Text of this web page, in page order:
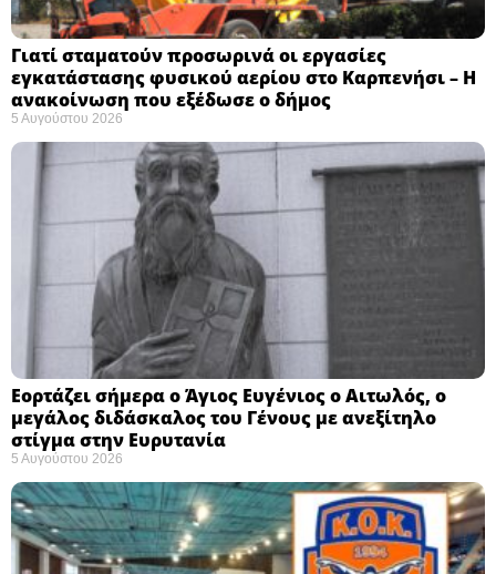
Γιατί σταματούν προσωρινά οι εργασίες
εγκατάστασης φυσικού αερίου στο Καρπενήσι – Η
ανακοίνωση που εξέδωσε ο δήμος
5 Αυγούστου 2026
Εορτάζει σήμερα ο Άγιος Ευγένιος ο Αιτωλός, ο
μεγάλος διδάσκαλος του Γένους με ανεξίτηλο
στίγμα στην Ευρυτανία
5 Αυγούστου 2026